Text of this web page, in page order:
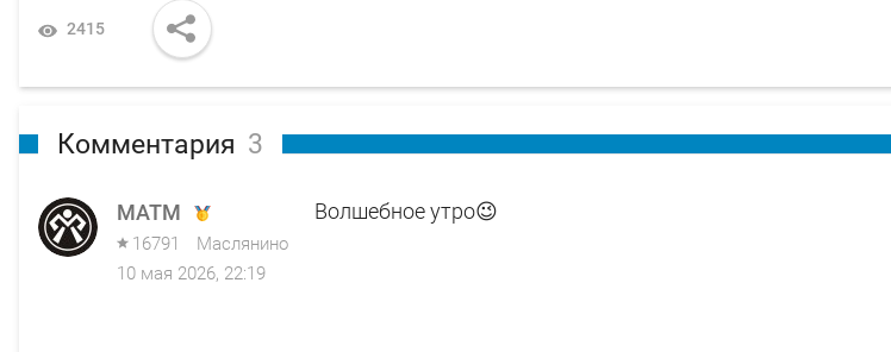
2415
Комментария 3
MATM
16791
Маслянино
10 мая 2026, 22:19
Волшебное утро😉